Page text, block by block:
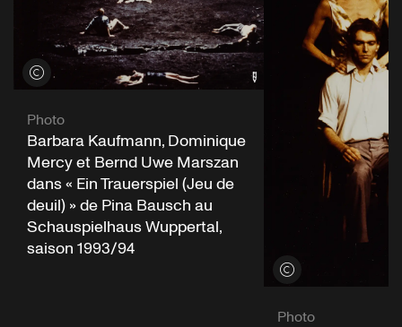
Voir les crédits
Photo
Barbara Kaufmann, Dominique
Mercy et Bernd Uwe Marszan
dans « Ein Trauerspiel (Jeu de
deuil) » de Pina Bausch au
Schauspielhaus Wuppertal,
saison 1993/94
Voir les crédits
Photo